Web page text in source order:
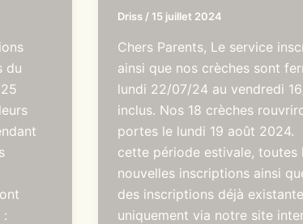
du
:
Driss / 15 juillet 2024
Chers Parents, Le service
ainsi que nos crèches sont
lundi 22/07/24 au vendredi
inclus. Nos 18 crèches
portes le lundi 19 août 2024.
cette période estivale, toutes
nouvelles inscriptions ainsi
des inscriptions déjà
uniquement via notre site